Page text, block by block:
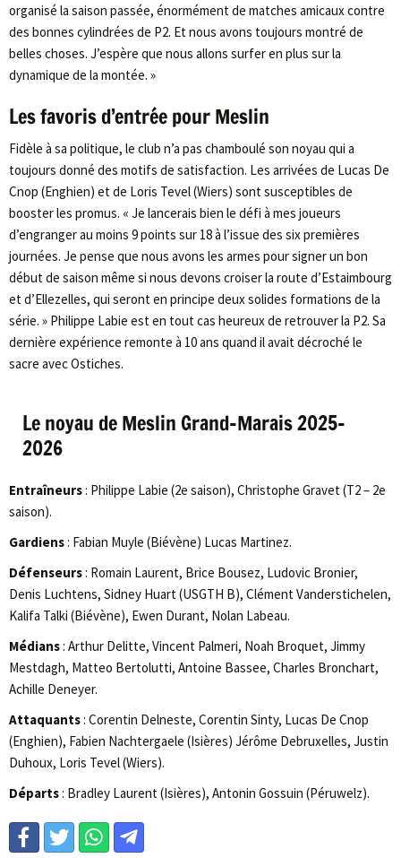
organisé la saison passée, énormément de matches amicaux contre
des bonnes cylindrées de P2. Et nous avons toujours montré de
belles choses. J’espère que nous allons surfer en plus sur la
dynamique de la montée. »
Les favoris d’entrée pour Meslin
Fidèle à sa politique, le club n’a pas chamboulé son noyau qui a
toujours donné des motifs de satisfaction. Les arrivées de Lucas De
Cnop (Enghien) et de Loris Tevel (Wiers) sont susceptibles de
booster les promus. « Je lancerais bien le défi à mes joueurs
d’engranger au moins 9 points sur 18 à l’issue des six premières
journées. Je pense que nous avons les armes pour signer un bon
début de saison même si nous devons croiser la route d’Estaimbourg
et d’Ellezelles, qui seront en principe deux solides formations de la
série. » Philippe Labie est en tout cas heureux de retrouver la P2. Sa
dernière expérience remonte à 10 ans quand il avait décroché le
sacre avec Ostiches.
Le noyau de Meslin Grand-Marais 2025-
2026
Entraîneurs: Philippe Labie (2e saison), Christophe Gravet (T2 – 2e
saison).
Gardiens: Fabian Muyle (Biévène) Lucas Martinez.
Défenseurs: Romain Laurent, Brice Bousez, Ludovic Bronier,
Denis Luchtens, Sidney Huart (USGTH B), Clément Vanderstichelen,
Kalifa Talki (Biévène), Ewen Durant, Nolan Labeau.
Médians: Arthur Delitte, Vincent Palmeri, Noah Broquet, Jimmy
Mestdagh, Matteo Bertolutti, Antoine Bassee, Charles Bronchart,
Achille Deneyer.
Attaquants: Corentin Delneste, Corentin Sinty, Lucas De Cnop
(Enghien), Fabien Nachtergaele (Isières) Jérôme Debruxelles, Justin
Duhoux, Loris Tevel (Wiers).
Départs: Bradley Laurent (Isières), Antonin Gossuin (Péruwelz).